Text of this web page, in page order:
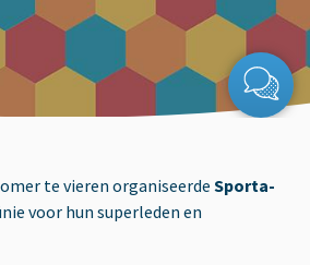
te vieren organiseerde Sporta-
voor hun superleden en